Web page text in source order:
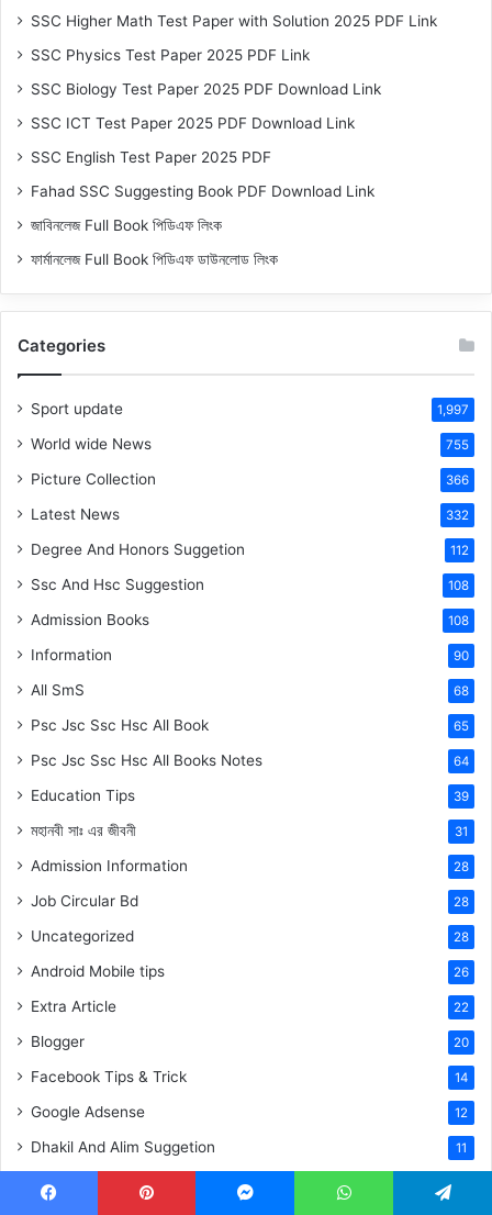
SSC Higher Math Test Paper with Solution 2025 PDF Link
SSC Physics Test Paper 2025 PDF Link
SSC Biology Test Paper 2025 PDF Download Link
SSC ICT Test Paper 2025 PDF Download Link
SSC English Test Paper 2025 PDF
Fahad SSC Suggesting Book PDF Download Link
জাবিনলেজ Full Book পিডিএফ লিংক
ফার্মানলেজ Full Book পিডিএফ ডাউনলোড লিংক
Categories
Sport update 1,997
World wide News 755
Picture Collection 366
Latest News 332
Degree And Honors Suggetion 112
Ssc And Hsc Suggestion 108
Admission Books 108
Information 90
All SmS 68
Psc Jsc Ssc Hsc All Book 65
Psc Jsc Ssc Hsc All Books Notes 64
Education Tips 39
মহানবী সাঃ এর জীবনী 31
Admission Information 28
Job Circular Bd 28
Uncategorized 28
Android Mobile tips 26
Extra Article 22
Blogger 20
Facebook Tips & Trick 14
Google Adsense 12
Dhakil And Alim Suggetion 11
Test Paper Collection